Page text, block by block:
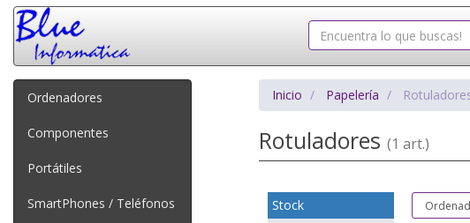
Ordenadores
Componentes
Portátiles
SmartPhones / Teléfonos
Inicio Papelería
Rotuladores (1 art.)
Stock